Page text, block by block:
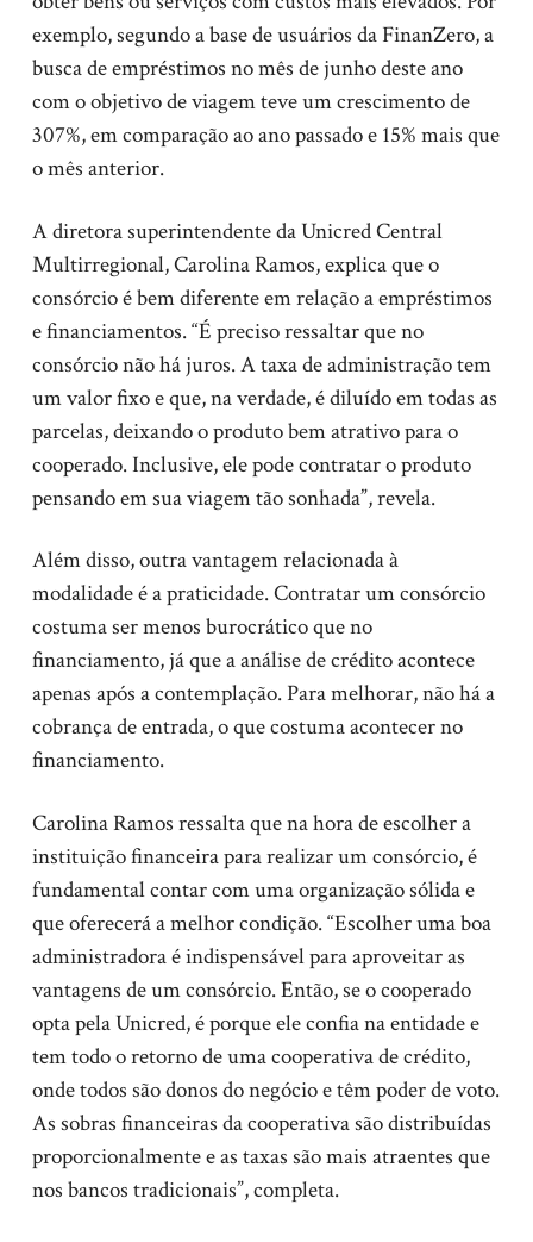
exemplo, segundo a base de usuários da FinanZero, a
busca de empréstimos no mês de junho deste ano
com o objetivo de viagem teve um crescimento de
307%, em comparação ao ano passado e 15% mais que
o mês anterior.
A diretora superintendente da Unicred Central
Multirregional, Carolina Ramos, explica que o
consórcio é bem diferente em relação a empréstimos
e financiamentos. “É preciso ressaltar que no
consórcio não há juros. A taxa de administração tem
um valor fixo e que, na verdade, é diluído em todas as
parcelas, deixando o produto bem atrativo para o
cooperado. Inclusive, ele pode contratar o produto
pensando em sua viagem tão sonhada”, revela.
Além disso, outra vantagem relacionada à
modalidade é a praticidade. Contratar um consórcio
costuma ser menos burocrático que no
financiamento, já que a análise de crédito acontece
apenas após a contemplação. Para melhorar, não há a
cobrança de entrada, o que costuma acontecer no
financiamento.
Carolina Ramos ressalta que na hora de escolher a
instituição financeira para realizar um consórcio, é
fundamental contar com uma organização sólida e
que oferecerá a melhor condição. “Escolher uma boa
administradora é indispensável para aproveitar as
vantagens de um consórcio. Então, se o cooperado
opta pela Unicred, é porque ele confia na entidade e
tem todo o retorno de uma cooperativa de crédito,
onde todos são donos do negócio e têm poder de voto.
As sobras financeiras da cooperativa são distribuídas
proporcionalmente e as taxas são mais atraentes que
nos bancos tradicionais”, completa.